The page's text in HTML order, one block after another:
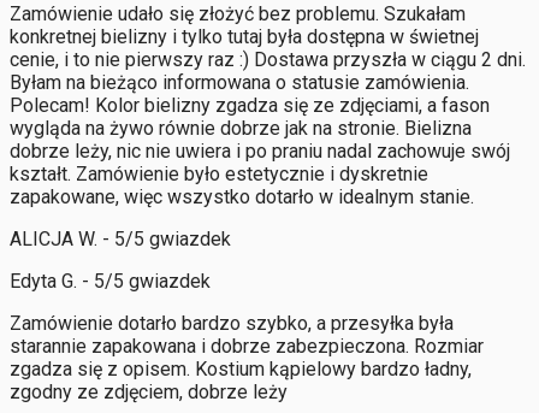
Zamówienie udało się złożyć bez problemu. Szukałam
konkretnej bielizny i tylko tutaj była dostępna w świetnej
cenie, i to nie pierwszy raz :) Dostawa przyszła w ciągu 2 dni.
Byłam na bieżąco informowana o statusie zamówienia.
Polecam! Kolor bielizny zgadza się ze zdjęciami, a fason
wygląda na żywo równie dobrze jak na stronie. Bielizna
dobrze leży, nic nie uwiera i po praniu nadal zachowuje swój
kształt. Zamówienie było estetycznie i dyskretnie
zapakowane, więc wszystko dotarło w idealnym stanie.
ALICJA W. - 5/5 gwiazdek
Edyta G. - 5/5 gwiazdek
Zamówienie dotarło bardzo szybko, a przesyłka była
starannie zapakowana i dobrze zabezpieczona. Rozmiar
zgadza się z opisem. Kostium kąpielowy bardzo ładny,
zgodny ze zdjęciem, dobrze leży